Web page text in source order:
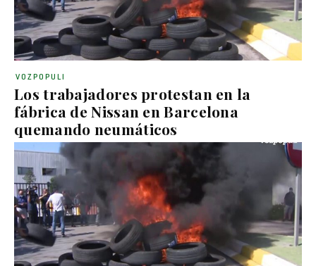
Los trabajadores protestan en la
fábrica de Nissan en Barcelona
quemando neumáticos
VOZPOPULI